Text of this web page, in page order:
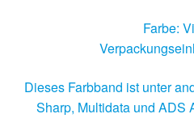
Farbe:
Dieses Farbband ist unter
Sharp, Multidata und ADS